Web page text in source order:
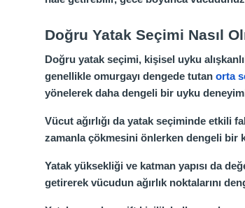
Doğru Yatak Seçimi Nasıl
Doğru yatak seçimi, kişisel uyku
genellikle omurgayı dengede tutan orta
yönelerek daha dengeli bir uyku
Vücut ağırlığı da yatak seçiminde etkili
zamanla çökmesini önlerken dengeli bir
Yatak yüksekliği ve katman yapısı da
getirerek vücudun ağırlık noktalarını